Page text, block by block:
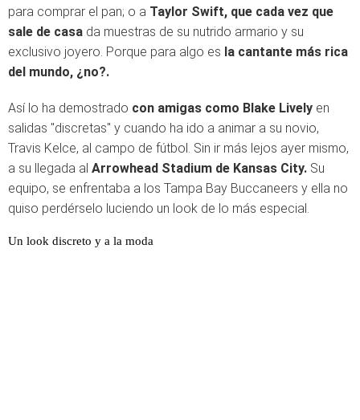
para comprar el pan; o a Taylor Swift, que cada vez que
sale de casa da muestras de su nutrido armario y su
exclusivo joyero. Porque para algo es la cantante más rica
del mundo, ¿no?.
Así lo ha demostrado con amigas como Blake Lively en
salidas "discretas" y cuando ha ido a animar a su novio,
Travis Kelce, al campo de fútbol. Sin ir más lejos ayer mismo,
a su llegada al Arrowhead Stadium de Kansas City. Su
equipo, se enfrentaba a los Tampa Bay Buccaneers y ella no
quiso perdérselo luciendo un look de lo más especial.
Un look discreto y a la moda